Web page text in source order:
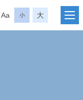
Aa 小 大